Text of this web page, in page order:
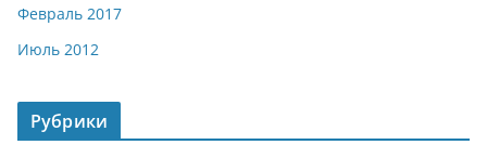
Февраль 2017
Июль 2012
Рубрики